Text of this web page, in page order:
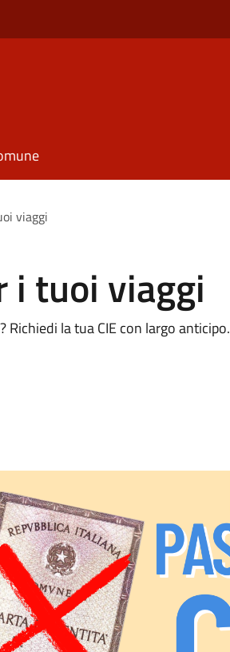
viaggi
i tuoi viaggi
la tua CIE con largo anticipo.